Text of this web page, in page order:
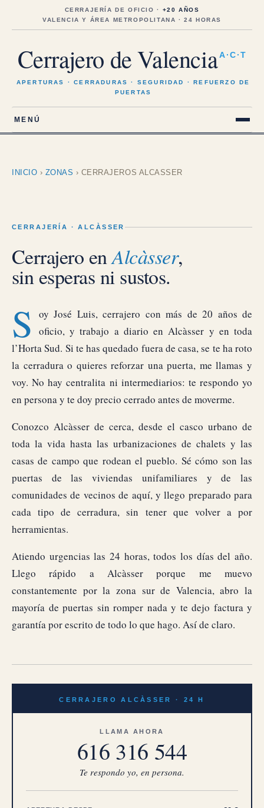
CERRAJERÍA DE OFICIO · +20 AÑOS
VALENCIA Y ÁREA METROPOLITANA · 24 HORAS
Cerrajero de Valencia A·C·T
APERTURAS · CERRADURAS · SEGURIDAD · REFUERZO DE
PUERTAS
MENÚ
INICIO › ZONAS › CERRAJEROS ALCASSER
CERRAJERÍA · ALCÀSSER
Cerrajero enAlcàsser,
sin esperas ni sustos.
S
oy José Luis, cerrajero con más de 20 años de
oficio, y trabajo a diario en Alcàsser y en toda
l’Horta Sud. Si te has quedado fuera de casa, se te ha roto
la cerradura o quieres reforzar una puerta, me llamas y
voy. No hay centralita ni intermediarios: te respondo yo
en persona y te doy precio cerrado antes de moverme.
Conozco Alcàsser de cerca, desde el casco urbano de
toda la vida hasta las urbanizaciones de chalets y las
casas de campo que rodean el pueblo. Sé cómo son las
puertas de las viviendas unifamiliares y de las
comunidades de vecinos de aquí, y llego preparado para
cada tipo de cerradura, sin tener que volver a por
herramientas.
Atiendo urgencias las 24 horas, todos los días del año.
Llego rápido a Alcàsser porque me muevo
constantemente por la zona sur de Valencia, abro la
mayoría de puertas sin romper nada y te dejo factura y
garantía por escrito de todo lo que hago. Así de claro.
CERRAJERO ALCÀSSER · 24 H
LLAMA AHORA
616 316 544
Te respondo yo, en persona.